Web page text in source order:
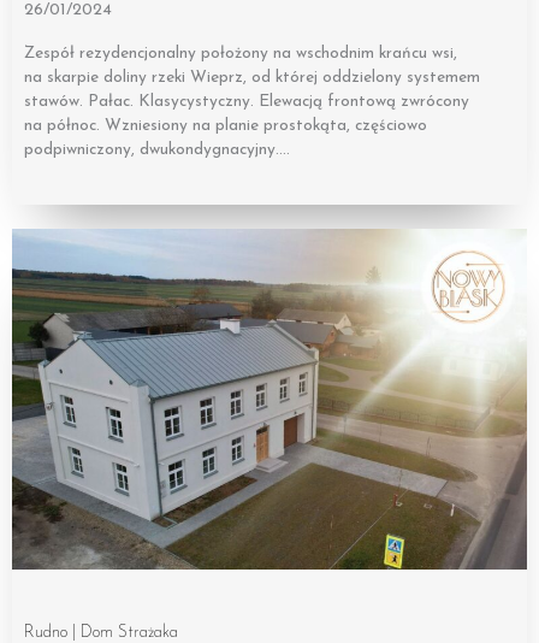
26/01/2024
Zespół rezydencjonalny położony na wschodnim krańcu wsi,
na skarpie doliny rzeki Wieprz, od której oddzielony systemem
stawów. Pałac. Klasycystyczny. Elewacją frontową zwrócony
na północ. Wzniesiony na planie prostokąta, częściowo
podpiwniczony, dwukondygnacyjny….
Rudno | Dom Strażaka